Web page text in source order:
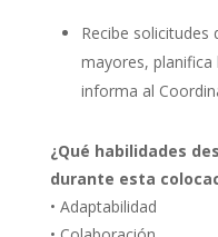
Recibe
mayores,
informa al
¿Qué habilidades
durante esta
• Adaptabilidad